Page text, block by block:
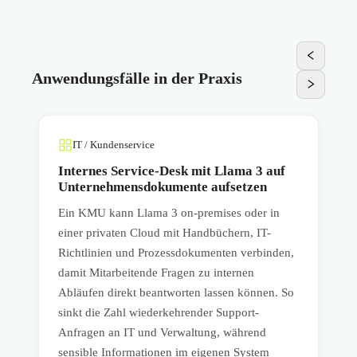
Anwendungsfälle in der Praxis
IT / Kundenservice
Internes Service-Desk mit Llama 3 auf
Unternehmensdokumente aufsetzen
Ein KMU kann Llama 3 on-premises oder in
einer privaten Cloud mit Handbüchern, IT-
Richtlinien und Prozessdokumenten verbinden,
damit Mitarbeitende Fragen zu internen
Abläufen direkt beantworten lassen können. So
sinkt die Zahl wiederkehrender Support-
Anfragen an IT und Verwaltung, während
sensible Informationen im eigenen System